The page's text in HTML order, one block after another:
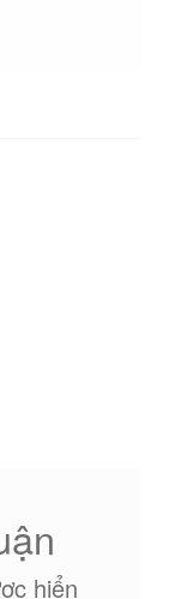
hiển